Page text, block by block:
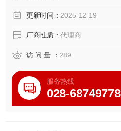
更新时间： 2025-12-19
厂商性质： 代理商
访 问 量 ： 289
服务热线
028-68749778